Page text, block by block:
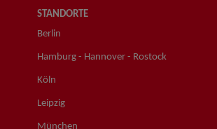
STANDORTE
Berlin
Hamburg - Hannover - Rostock
Köln
Leipzig
München